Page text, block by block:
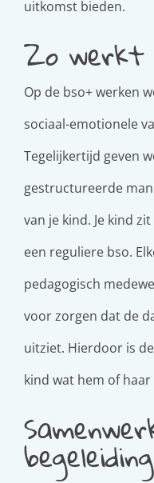
uitkomst bieden.
Zo werkt
Op de bso+ werken
sociaal-emotionele
Tegelijkertijd geven
gestructureerde
van je kind. Je kind
een reguliere bso.
pedagogisch
voor zorgen dat de
uitziet. Hierdoor is
kind wat hem of
begeleiding